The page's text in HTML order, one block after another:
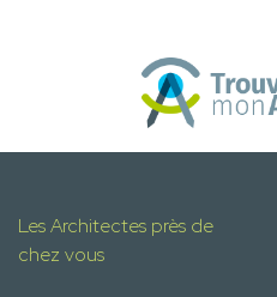
Les Architectes près de
chez vous